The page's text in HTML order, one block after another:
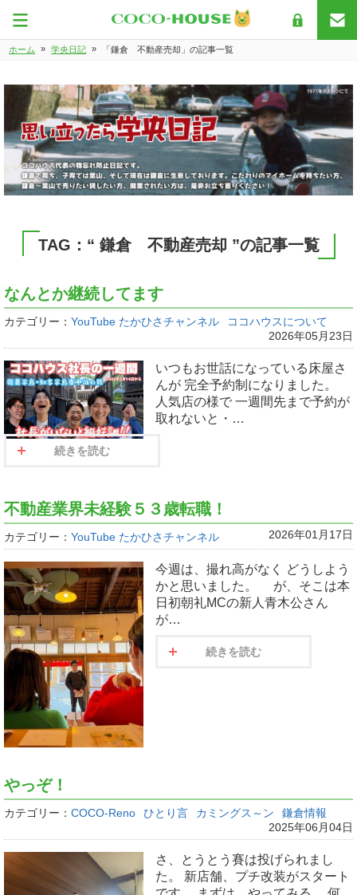
ホーム » 学央日記 » 「鎌倉 不動産売却」の記事一覧
TAG：“ 鎌倉 不動産売却 ”の記事一覧
なんとか継続してます
カテゴリー： YouTube たかひさチャンネル
ココハウスについて
2026年05月23日
いつもお世話になっている床屋さ
んが 完全予約制になりました。
人気店の様で 一週間先まで予約が
取れないと・…
続きを読む
不動産業界未経験５３歳転職！
カテゴリー： YouTube たかひさチャンネル 2026年01月17日
今週は、撮れ高がなく どうしよう
かと思いました。 が、そこは本
日初朝礼MCの新人青木公さん
が…
続きを読む
やっぞ！
カテゴリー： COCO-Reno ひとり言 カミングス～ン
鎌倉情報
2025年06月04日
さ、とうとう賽は投げられまし
た。 新店舗、プチ改装がスタート